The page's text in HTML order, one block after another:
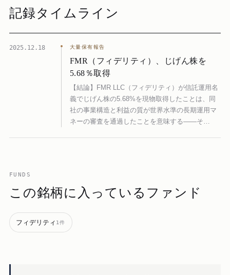
記録タイムライン
2025.12.18 大量保有報告
FMR（フィデリティ）、じげん株を
5.68％取得
【結論】FMR LLC（フィデリティ）が信託運用名
義でじげん株の5.68%を現物取得したことは、同
社の事業構造と利益の質が世界水準の長期運用マ
ネーの審査を通過したことを意味する——そ…
FUNDS
この銘柄に入っているファンド
フィデリティ 1件